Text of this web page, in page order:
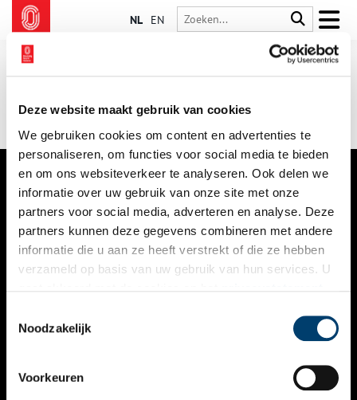
Deze website maakt gebruik van cookies
We gebruiken cookies om content en advertenties te
personaliseren, om functies voor social media te bieden
en om ons websiteverkeer te analyseren. Ook delen we
informatie over uw gebruik van onze site met onze
partners voor social media, adverteren en analyse. Deze
partners kunnen deze gegevens combineren met andere
informatie die u aan ze heeft verstrekt of die ze hebben
verzameld op basis van uw gebruik van hun services. U
Noodzakelijk
Voorkeuren
NL EN
VERHALEN
NIEUWS
KALENDER
ACTIVITEITEN